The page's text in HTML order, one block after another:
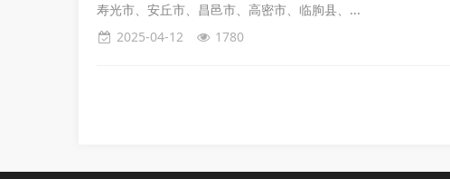
寿光市、安丘市、昌邑市、高密市、临朐县、...
2025-04-12
1780